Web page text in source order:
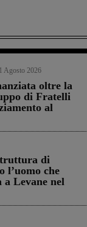
1 Agosto 2026
oltre la
di Fratelli
al
di
l’uomo che
a Levane nel